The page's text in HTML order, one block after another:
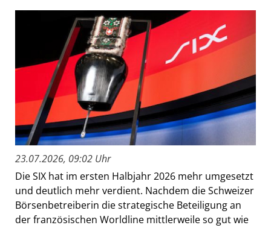
23.07.2026, 09:02 Uhr
Die SIX hat im ersten Halbjahr 2026 mehr umgesetzt
und deutlich mehr verdient. Nachdem die Schweizer
Börsenbetreiberin die strategische Beteiligung an
der französischen Worldline mittlerweile so gut wie